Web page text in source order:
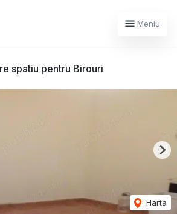
Meniu
spatiu pentru Birouri
Harta